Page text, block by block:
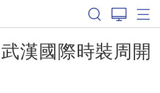
漢國際時裝周開